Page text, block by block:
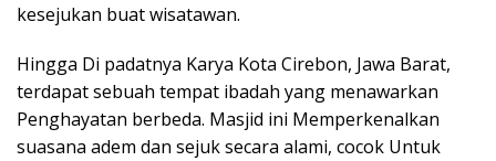
kesejukan buat wisatawan.
Hingga Di padatnya Karya Kota Cirebon, Jawa Barat,
terdapat sebuah tempat ibadah yang menawarkan
Penghayatan berbeda. Masjid ini Memperkenalkan
suasana adem dan sejuk secara alami, cocok Untuk